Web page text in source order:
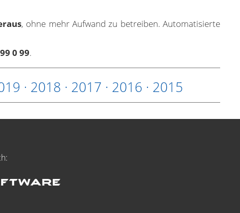
, ohne mehr Aufwand zu betreiben. Automatisierte
0 99.
· 2018 · 2017 · 2016 · 2015